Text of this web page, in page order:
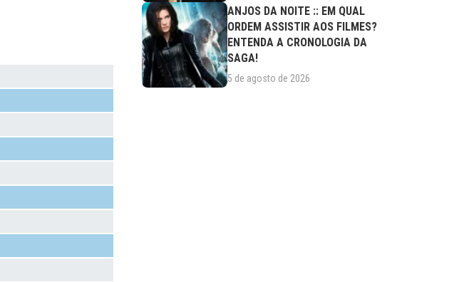
ANJOS DA NOITE :: EM QUAL
ORDEM ASSISTIR AOS FILMES?
ENTENDA A CRONOLOGIA DA
SAGA!
5 de agosto de 2026